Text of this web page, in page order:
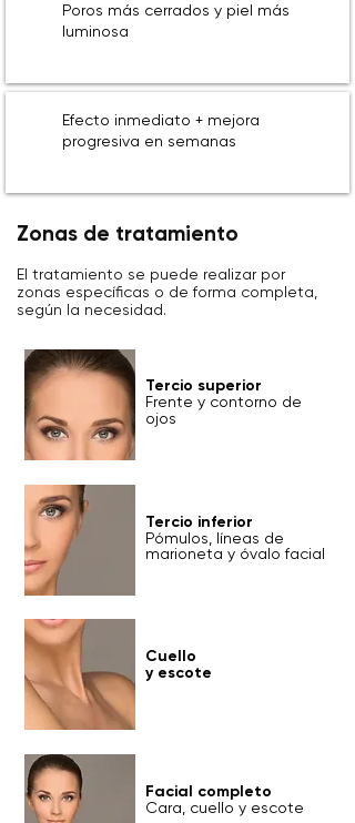
Poros más cerrados y piel más
luminosa
Efecto inmediato + mejora
progresiva en semanas
Zonas de tratamiento
El tratamiento se puede realizar por
zonas específicas o de forma completa,
según la necesidad.
Tercio superior
Frente y contorno de
ojos
Tercio inferior
Pómulos, líneas de
marioneta y óvalo facial
Cuello
y escote
Facial completo
Cara, cuello y escote